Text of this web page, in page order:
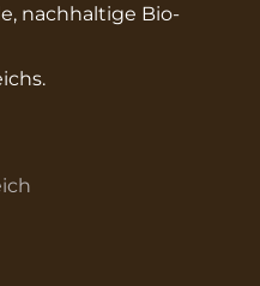
nachhaltige Bio-